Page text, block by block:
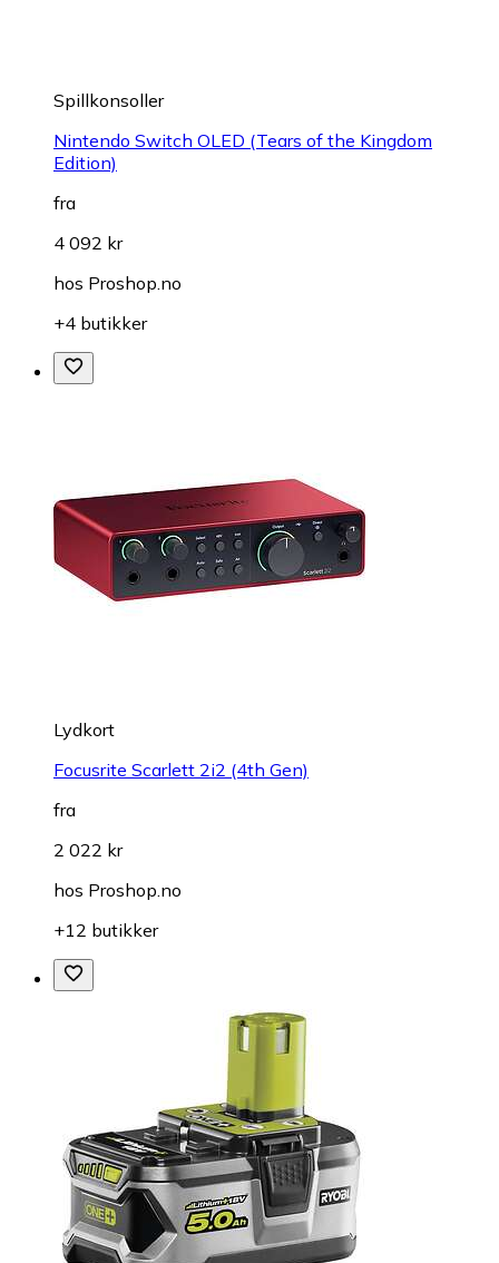
Spillkonsoller
Nintendo Switch OLED (Tears of the Kingdom
Edition)
fra
4 092 kr
hos Proshop.no
+4 butikker
Lydkort
Focusrite Scarlett 2i2 (4th Gen)
fra
2 022 kr
hos Proshop.no
+12 butikker